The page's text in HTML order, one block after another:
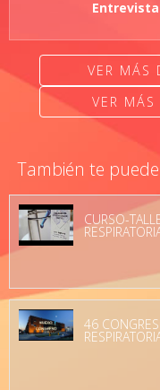
VER MÁS
VER
También te
CURSO-
46